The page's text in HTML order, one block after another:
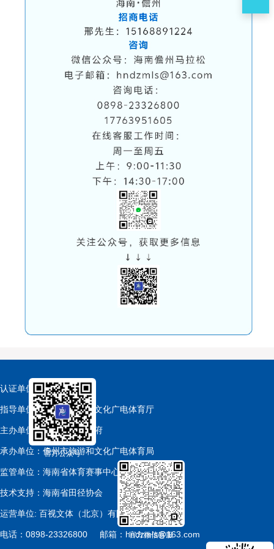
认证单位：中国田径协会
指导单位：海南省旅游和文化广电体育厅
主办单位：儋州市人民政府
承办单位：儋州市旅游和文化广电体育局
监管单位：海南省体育赛事中心
技术支持：海南省田径协会
运营单位: 百视文体（北京）有限公司
电话：0898-23326800 邮箱：hndzmls@163.com
官方公众号
官方微信客服